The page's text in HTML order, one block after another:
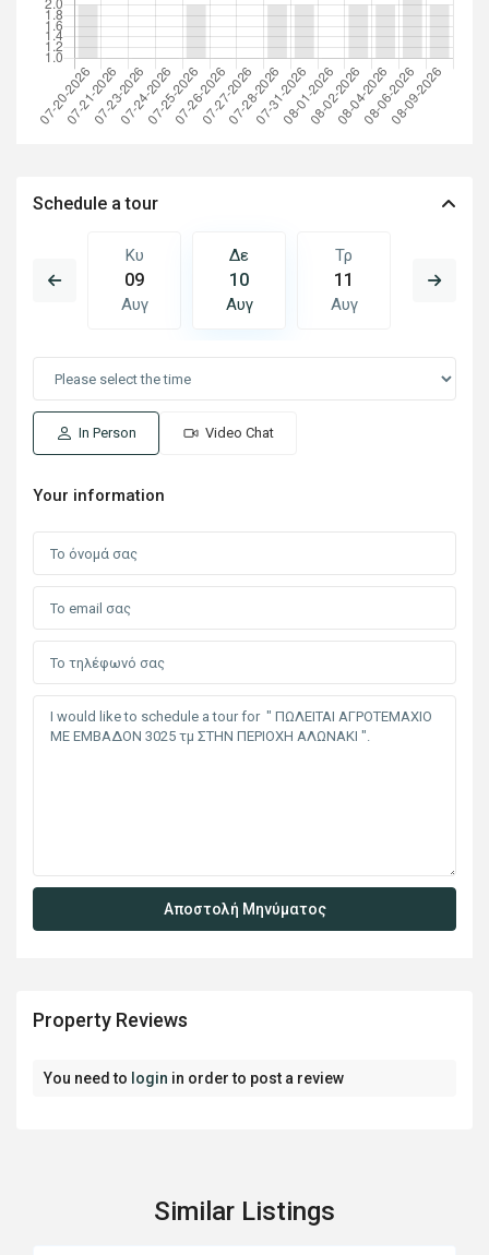
Schedule a tour
Κυ
09
Αυγ
Δε
10
Αυγ
Τρ
11
Αυγ
12
In Person Video Chat
Your information
Property Reviews
You need to login in order to post a review
Similar Listings